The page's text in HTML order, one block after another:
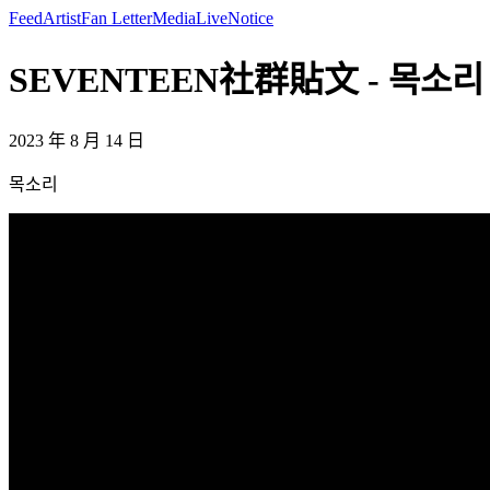
FeedArtistFan LetterMediaLiveNotice
SEVENTEEN社群貼文 - 목소리
2023 年 8 月 14 日
목소리